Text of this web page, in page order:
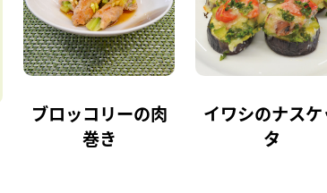
ブロッコリーの肉
巻き
イワシのナス
タ